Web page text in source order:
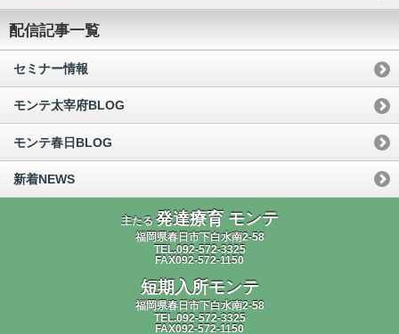
配信記事一覧
セミナー情報
モンテ太宰府BLOG
モンテ春日BLOG
新着NEWS
主たる 発達療育 モンテ
福岡県春日市下白水南2-58
TEL.092-572-3325
FAX092-572-1150
短期入所モンテ
福岡県春日市下白水南2-58
TEL.092-572-3325
FAX092-572-1150